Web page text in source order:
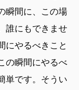
瞬間に、この場
誰にもできませ
にやるべきこと
の瞬間にやるべ
単です。そうい